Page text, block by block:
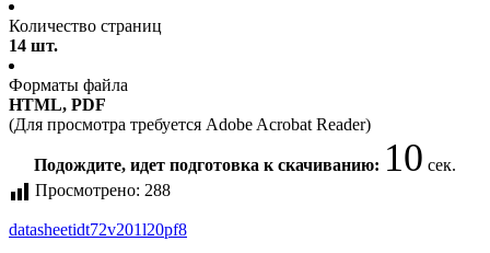
Количество страниц
14 шт.
Форматы файла
HTML, PDF
(Для просмотра требуется Adobe Acrobat Reader)
Подождите, идет подготовка к скачиванию: 10 сек.
Просмотрено: 288
datasheetidt72v201l20pf8